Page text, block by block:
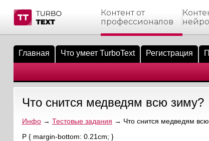
материалы
биржи
пользователи
на сайте
сообщения
по форуму
Контент от
профессионалов
Главная Что умеет TurboText Регистрация
Что снится медведям всю зиму?
Инфо→ Тестовые задания → Что снится медведям
P { margin-bottom: 0.21cm; }